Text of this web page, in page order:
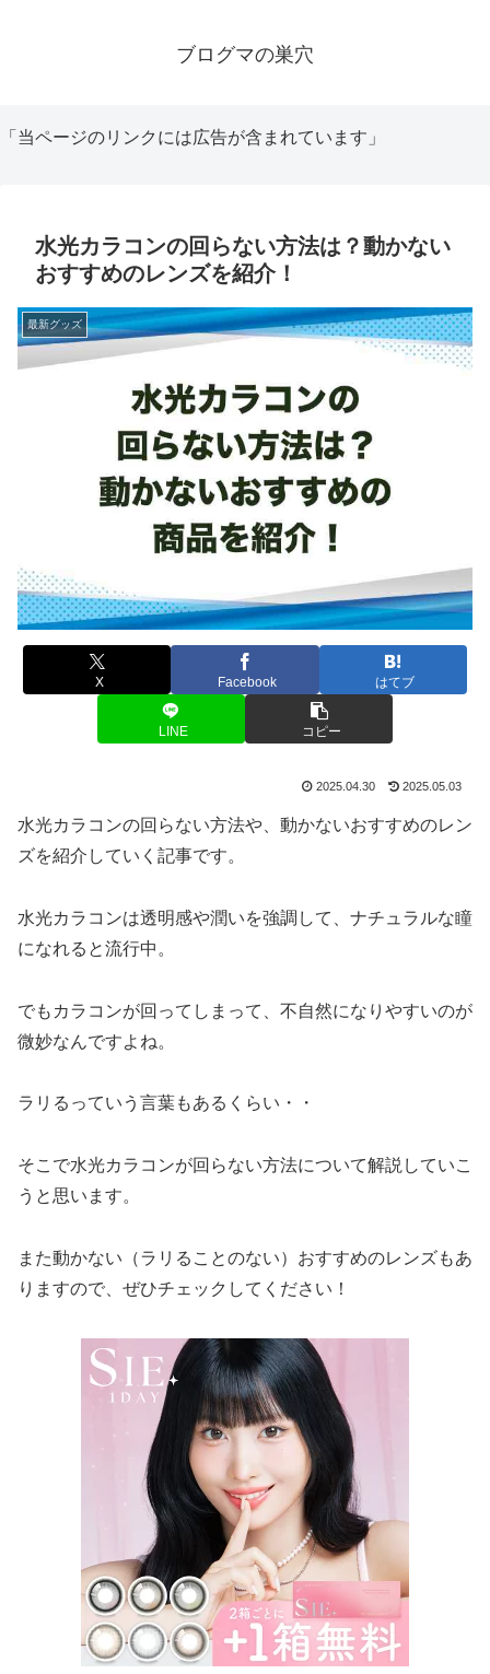
ブログマの巣穴
「当ページのリンクには広告が含まれています」
水光カラコンの回らない方法は？動かない
おすすめのレンズを紹介！
最新グッズ
X Facebook はてブ
LINE コピー
2025.04.30 2025.05.03
水光カラコンの回らない方法や、動かないおすすめのレン
ズを紹介していく記事です。
水光カラコンは透明感や潤いを強調して、ナチュラルな瞳
になれると流行中。
でもカラコンが回ってしまって、不自然になりやすいのが
微妙なんですよね。
ラリるっていう言葉もあるくらい・・
そこで水光カラコンが回らない方法について解説していこ
うと思います。
また動かない（ラリることのない）おすすめのレンズもあ
りますので、ぜひチェックしてください！